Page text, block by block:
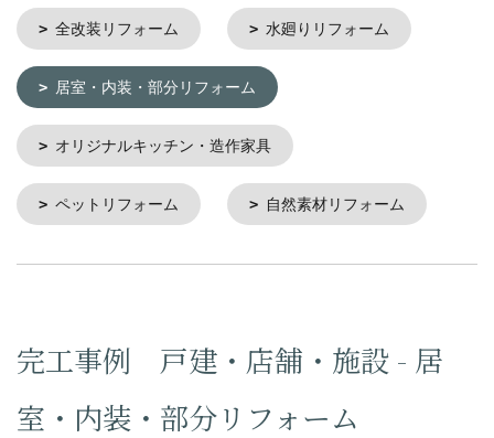
全改装リフォーム 水廻りリフォーム
居室・内装・部分リフォーム
オリジナルキッチン・造作家具
ペットリフォーム 自然素材リフォーム
完工事例 戸建・店舗・施設 - 居
室・内装・部分リフォーム